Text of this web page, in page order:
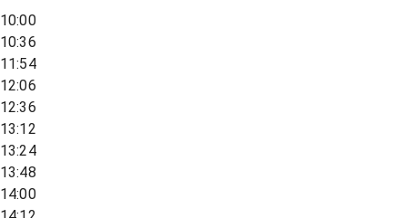
10:00
10:36
11:54
12:06
12:36
13:12
13:24
13:48
14:00